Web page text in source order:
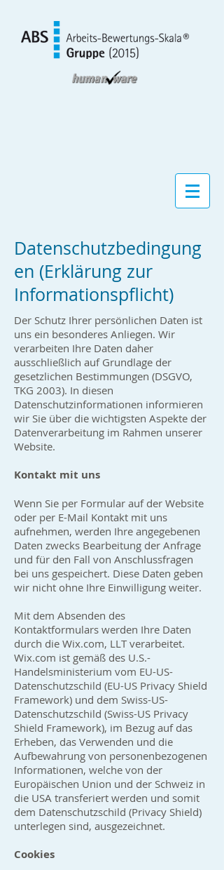
Datenschutzbedingung
en (Erklärung zur
Informationspflicht)
Der Schutz Ihrer persönlichen Daten ist
uns ein besonderes Anliegen. Wir
verarbeiten Ihre Daten daher
ausschließlich auf Grundlage der
gesetzlichen Bestimmungen (DSGVO,
TKG 2003). In diesen
Datenschutzinformationen informieren
wir Sie über die wichtigsten Aspekte der
Datenverarbeitung im Rahmen unserer
Website.
Kontakt mit uns
Wenn Sie per Formular auf der Website
oder per E-Mail Kontakt mit uns
aufnehmen, werden Ihre angegebenen
Daten zwecks Bearbeitung der Anfrage
und für den Fall von Anschlussfragen
bei uns gespeichert. Diese Daten geben
wir nicht ohne Ihre Einwilligung weiter.
Mit dem Absenden des
Kontaktformulars werden Ihre Daten
durch die Wix.com, LLT verarbeitet.
Wix.com ist gemäß des U.S.-
Handelsministerium vom EU-US-
Datenschutzschild (EU-US Privacy Shield
Framework) und dem Swiss-US-
Datenschutzschild (Swiss-US Privacy
Shield Framework), im Bezug auf das
Erheben, das Verwenden und die
Aufbewahrung von personenbezogenen
Informationen, welche von der
Europäischen Union und der Schweiz in
die USA transferiert werden und somit
dem Datenschutzschild (Privacy Shield)
unterlegen sind, ausgezeichnet.
Cookies